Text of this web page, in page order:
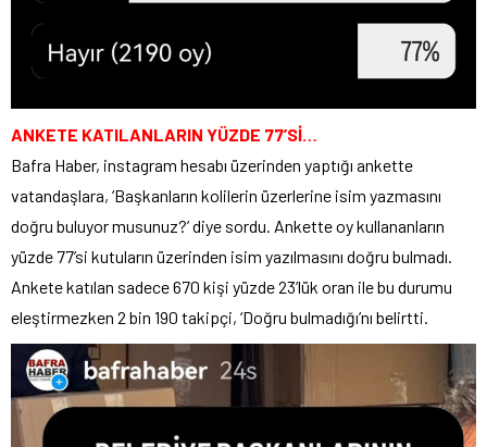
ANKETE KATILANLARIN YÜZDE 77’Sİ…
Bafra Haber, instagram hesabı üzerinden yaptığı ankette
vatandaşlara, ‘Başkanların kolilerin üzerlerine isim yazmasını
doğru buluyor musunuz?’ diye sordu. Ankette oy kullananların
yüzde 77’si kutuların üzerinden isim yazılmasını doğru bulmadı.
Ankete katılan sadece 670 kişi yüzde 23’lük oran ile bu durumu
eleştirmezken 2 bin 190 takipçi, ‘Doğru bulmadığı’nı belirtti.